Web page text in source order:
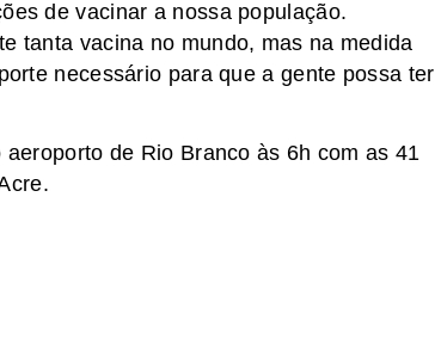
de vacinar a nossa população.
tanta vacina no mundo, mas na medida
necessário para que a gente possa ter
de Rio Branco às 6h com as 41